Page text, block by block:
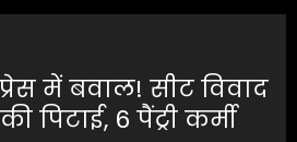
में बवाल! सीट विवाद
पिटाई, 6 पैंट्री कर्मी